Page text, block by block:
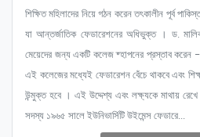
শিক্ষিত মহিলাদের নিয়ে গঠন করেন তৎকালীন পূর্ব
যা আন্তর্জাতিক ফেডারেশনের অধিভুক্ত । ড.
মেয়েদের জন্য একটি কলেজ ষ্হাপনের প্রস্তাব করেন
এই কলেজের মধ্যেই ফেডারেশন বেঁচে থাকবে এবং
উন্মুক্ত হবে । এই উদ্দেশ্য এবং লক্ষ্যকে মাথায় রেখে
সদস্য ১৯৬৫ সালে ইউনিভার্সিটি উইমেন্স ফেডারে...